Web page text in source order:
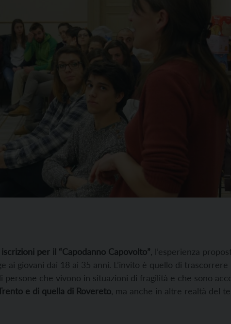
per il “Capodanno Capovolto” , l’esperienza
ai giovani dai 18 ai 35 anni. L’invito è quello di trascorrere
persone che vivono in situazioni di fragilità e che sono
e di quella di Rovereto , ma anche in altre realtà del